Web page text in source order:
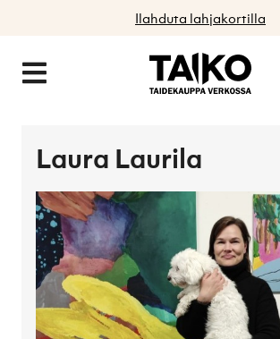
Ilahduta lahjakortilla
Laura Laurila